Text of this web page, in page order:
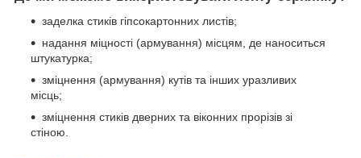
заделка стиків гіпсокартонних листів;
надання міцності (армування) місцям, де наноситься
штукатурка;
зміцнення (армування) кутів та інших уразливих
місць;
зміцнення стиків дверних та віконних прорізів зі
стіною.